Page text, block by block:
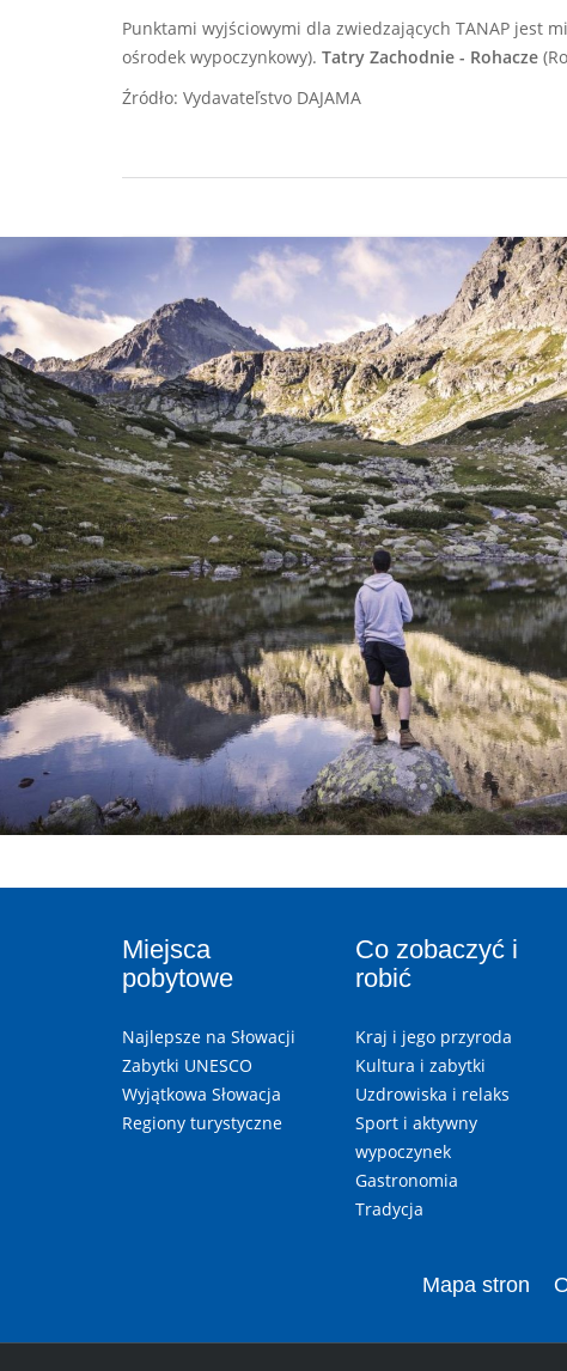
Punktami wyjściowymi dla zwiedzających TANAP jest
ośrodek wypoczynkowy). Tatry Zachodnie - Rohacze
Źródło: Vydavateľstvo DAJAMA
Miejsca
pobytowe
Najlepsze na Słowacji
Zabytki UNESCO
Wyjątkowa Słowacja
Regiony turystyczne
Co zobaczyć i
robić
Kraj i jego przyroda
Kultura i zabytki
Uzdrowiska i relaks
Sport i aktywny
wypoczynek
Gastronomia
Tradycja
Mapa stron